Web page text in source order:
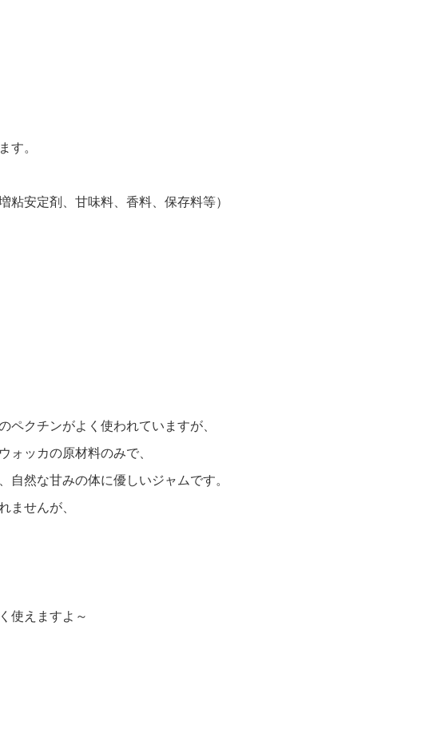
す。
粘安定剤、甘味料、香料、保存料等）
ペクチンがよく使われていますが、
ォッカの原材料のみで、
自然な甘みの体に優しいジャムです。
ませんが、
使えますよ～